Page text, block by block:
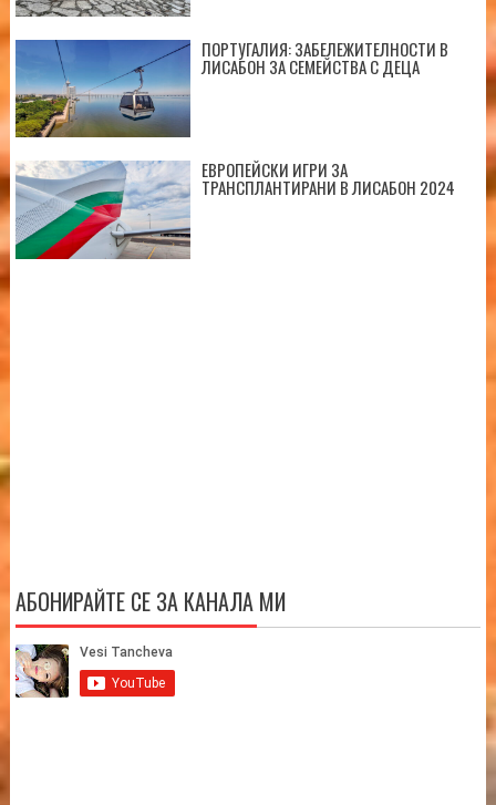
ПОРТУГАЛИЯ: ЗАБЕЛЕЖИТЕЛНОСТИ В
ЛИСАБОН ЗА СЕМЕЙСТВА С ДЕЦА
ЕВРОПЕЙСКИ ИГРИ ЗА
ТРАНСПЛАНТИРАНИ В ЛИСАБОН 2024
АБОНИРАЙТЕ СЕ ЗА КАНАЛА МИ